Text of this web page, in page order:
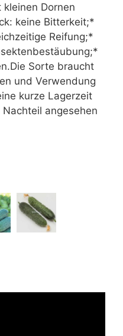
Dornen
keine Bitterkeit;*
Reifung;*
Sorte braucht
und Verwendung
kurze Lagerzeit
angesehen